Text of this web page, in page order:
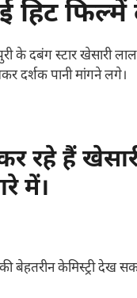
फिल्में
के दबंग स्टार खेसारी
दर्शक पानी मांगने लगे।
रहे हैं
में।
बेहतरीन केमिस्ट्री देख